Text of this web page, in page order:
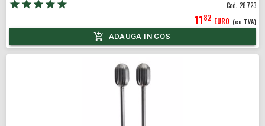
Cod:28723
1182 EURO (cu TVA)
ADAUGA IN COS